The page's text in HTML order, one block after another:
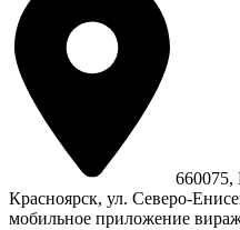
660075,
Красноярск, ул.
мобильное приложение